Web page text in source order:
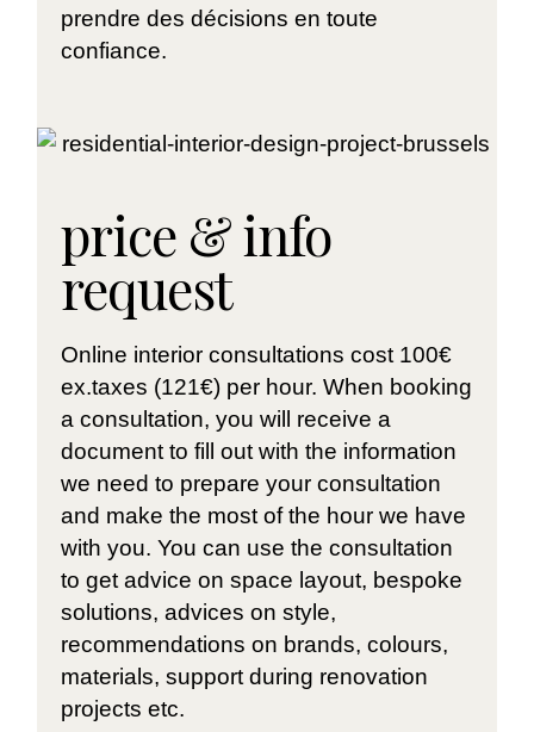
prendre des décisions en toute
confiance.
price & info
request
Online interior consultations cost 100€
ex.taxes (121€) per hour. When booking
a consultation, you will receive a
document to fill out with the information
we need to prepare your consultation
and make the most of the hour we have
with you. You can use the consultation
to get advice on space layout, bespoke
solutions, advices on style,
recommendations on brands, colours,
materials, support during renovation
projects etc.